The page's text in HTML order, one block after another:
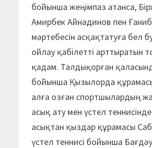
бойынша жеңімпаз атанса,
Амирбек Айнадинов пен
мәртебесін асқақтатуға бел
ойлау қабілетті
қадам. Талдықорған
бойынша Қызылорда
алға озған спортшылардың
асық ату мен үстел
асықтан қыздар құрамасы
үстел теннисі бойынша